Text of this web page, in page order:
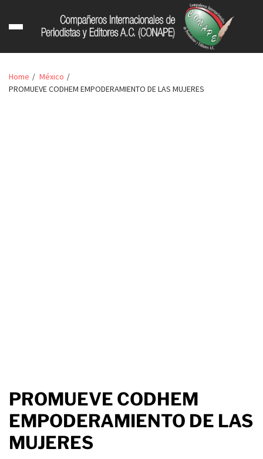
Home
México
PROMUEVE CODHEM EMPODERAMIENTO DE LAS MUJERES
PROMUEVE CODHEM
EMPODERAMIENTO DE LAS
MUJERES